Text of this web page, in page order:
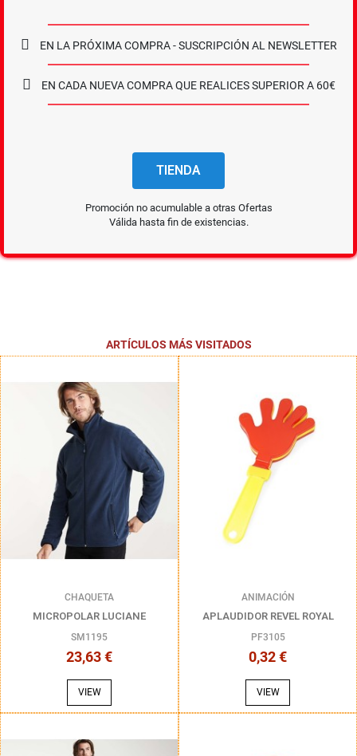
EN LA PRÓXIMA COMPRA - SUSCRIPCIÓN AL NEWSLETTER
EN CADA NUEVA COMPRA QUE REALICES SUPERIOR A 60€
TIENDA
Promoción no acumulable a otras Ofertas
Válida hasta fin de existencias.
ARTÍCULOS MÁS VISITADOS
CHAQUETA
MICROPOLAR LUCIANE
SM1195
23,63 €
VIEW
ANIMACIÓN
APLAUDIDOR REVEL ROYAL
PF3105
0,32 €
VIEW